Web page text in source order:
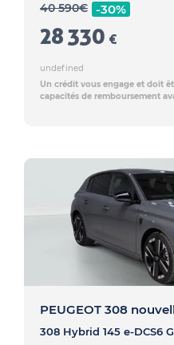
40 590€ -30%
28 330 €
undefined
Un crédit vous engage et doit
capacités de remboursement
PEUGEOT 308